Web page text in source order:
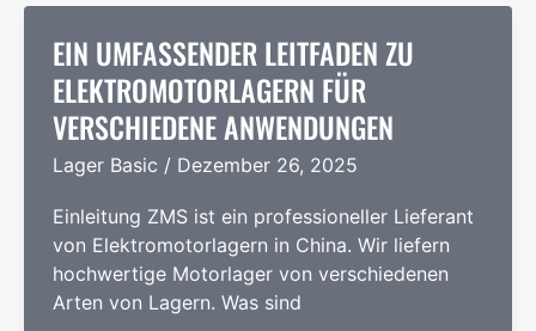
"stille
Kern"
hinter
vertikaler
Sicherheit
und
EIN UMFASSENDER LEITFADEN ZU
ELEKTROMOTORLAGERN FÜR
VERSCHIEDENE ANWENDUNGEN
Lager Basic / Dezember 26, 2025
Einleitung ZMS ist ein professioneller Lieferant
von Elektromotorlagern in China. Wir liefern
hochwertige Motorlager von verschiedenen
Arten von Lagern. Was sind